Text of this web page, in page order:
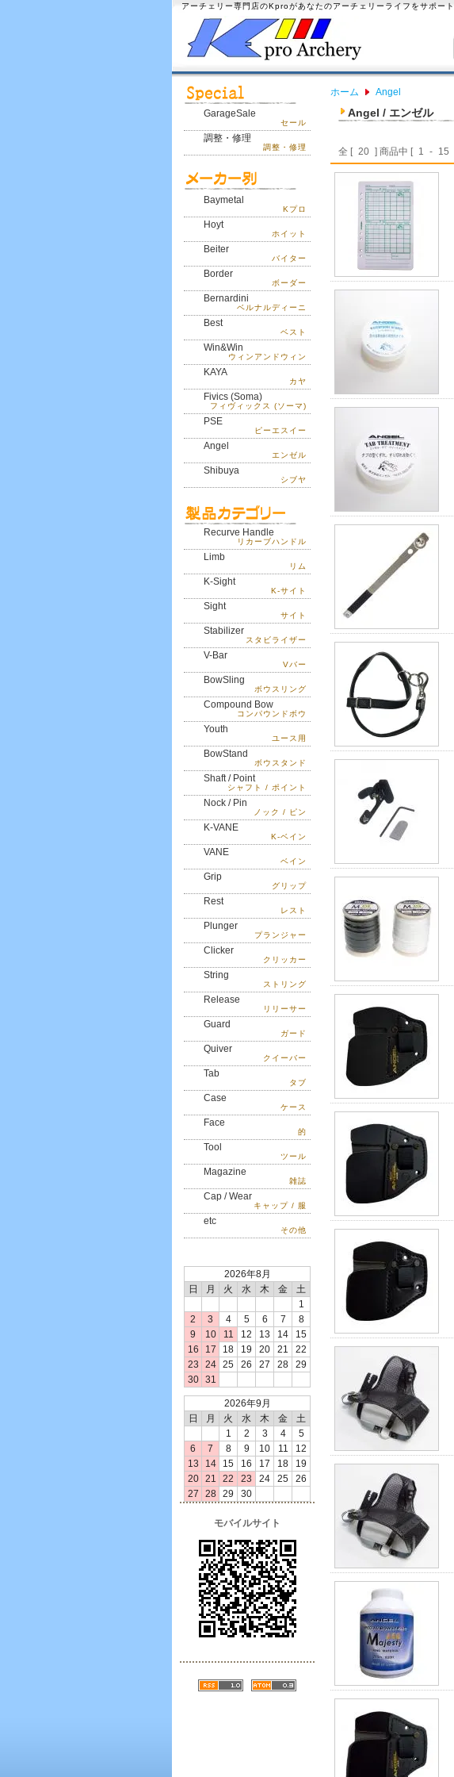
アーチェリー専門店のKproがあなたのアーチェリーライフをサポート
GarageSale
セール
調整・修理
調整・修理
Baymetal
Kプロ
Hoyt
ホイット
Beiter
バイター
Border
ボーダー
Bernardini
ベルナルディーニ
Best
ベスト
Win&Win
ウィンアンドウィン
KAYA
カヤ
Fivics (Soma)
フィヴィックス (ソーマ)
PSE
ピーエスイー
Angel
エンゼル
Shibuya
シブヤ
Recurve Handle
リカーブハンドル
Limb
リム
K-Sight
K-サイト
Sight
サイト
Stabilizer
スタビライザー
V-Bar
Vバー
BowSling
ボウスリング
Compound Bow
コンパウンドボウ
Youth
ユース用
BowStand
ボウスタンド
Shaft / Point
シャフト / ポイント
Nock / Pin
ノック / ピン
K-VANE
K-ベイン
VANE
ベイン
Grip
グリップ
Rest
レスト
Plunger
プランジャー
Clicker
クリッカー
String
ストリング
Release
リリーサー
Guard
ガード
Quiver
クイーバー
Tab
タブ
Case
ケース
Face
的
Tool
ツール
Magazine
雑誌
Cap / Wear
キャップ / 服
etc
その他
2026年8月
日
月 火 水 木 金
土
1
2
3 4 5 6 7
8
9
10 11 12 13 14
15
16
17 18 19 20 21
22
23
24 25 26 27 28
29
30
31
2026年9月
日
月 火 水 木 金
土
1
2 3 4
5
6
7 8 9 10 11
12
13
14 15 16 17 18
19
20
21 22 23 24 25
26
27
28 29 30
モバイルサイト
ホーム Angel
Angel / エンゼル
全 [ 20 ] 商品中 [ 1 - 15